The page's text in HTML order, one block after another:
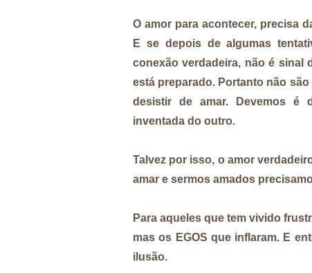
O amor para acontecer, precisa
E se depois de algumas
conexão verdadeira, não é sinal
está preparado. Portanto não
desistir de amar. Devemos é
inventada do outro.
Talvez por isso, o amor
amar e sermos amados
Para aqueles que tem vivido
mas os EGOS que inflaram. E
ilusão.